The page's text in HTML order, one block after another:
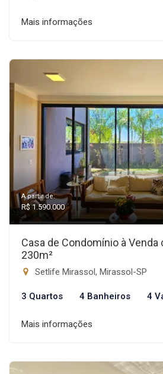
Mais informações
A partir de:
R$ 1.590.000
Casa de Condomínio à
230m²
Setlife Mirassol, Mirassol-SP
3 Quartos 4 Banheiros 4
Mais informações